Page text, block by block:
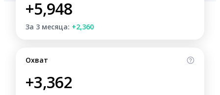
+5,948
За 3 месяца: +2,360
Охват
+3,362